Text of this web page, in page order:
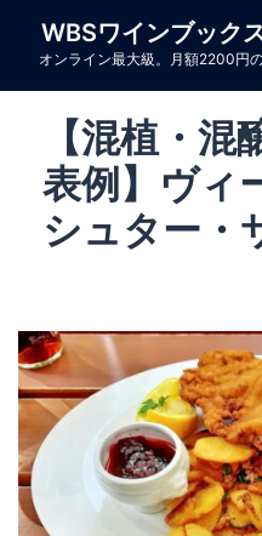
WBSワインブック
オンライン最大級。月額2200円
【混植・
表例】ヴィ
シュター・